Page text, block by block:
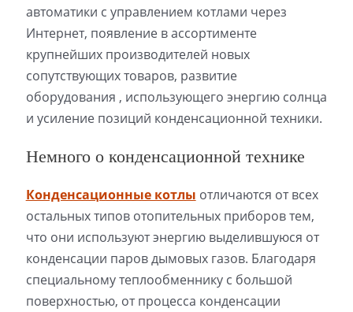
автоматики с управлением котлами через
Интернет, появление в ассортименте
крупнейших производителей новых
сопутствующих товаров, развитие
оборудования , использующего энергию солнца
и усиление позиций конденсационной техники.
Немного о конденсационной технике
Конденсационные котлы отличаются от всех
остальных типов отопительных приборов тем,
что они используют энергию выделившуюся от
конденсации паров дымовых газов. Благодаря
специальному теплообменнику с большой
поверхностью, от процесса конденсации